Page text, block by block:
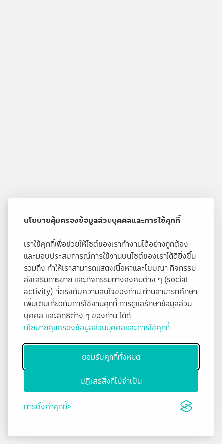
นโยบายคุ้มครองข้อมูลส่วนบุคคลและการใช้คุกกี้
เราใช้คุกกี้เพื่อช่วยให้ไซต์ของเราทำงานได้อย่างถูกต้อง
และมอบประสบการณ์การใช้งานบนไซต์ของเราได้ดียิ่งขึ้น
รวมถึง ทำให้เราสามารถแสดงเนื้อหาและโฆษณา กิจกรรม
ส่งเสริมการขาย และกิจกรรมทางสังคมต่าง ๆ (social
activity) ที่ตรงกับความสนใจของท่าน ท่านสามารถศึกษา
เพิ่มเติมเกี่ยวกับการใช้งานคุกกี้ การดูแลรักษาข้อมูลส่วน
บุคคล และสิทธิต่าง ๆ ของท่าน ได้ที่
นโยบายคุ้มครองข้อมูลส่วนบุคคลและการใช้คุกกี้
ยอมรับคุกกี้ทั้งหมด
ปฏิเสธสิ่งที่ไม่จำเป็น
การตั้งค่าคุกกี้